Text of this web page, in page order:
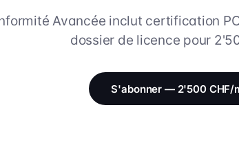
Avancée inclut certification
dossier de licence pour
S'abonner — 2'500 CHF/